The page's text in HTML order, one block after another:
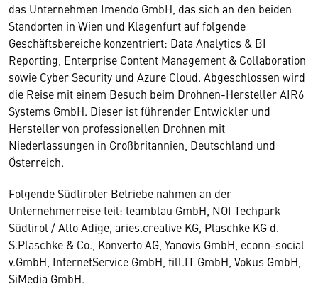
das Unternehmen Imendo GmbH, das sich an den beiden
Standorten in Wien und Klagenfurt auf folgende
Geschäftsbereiche konzentriert: Data Analytics & BI
Reporting, Enterprise Content Management & Collaboration
sowie Cyber Security und Azure Cloud. Abgeschlossen wird
die Reise mit einem Besuch beim Drohnen-Hersteller AIR6
Systems GmbH. Dieser ist führender Entwickler und
Hersteller von professionellen Drohnen mit
Niederlassungen in Großbritannien, Deutschland und
Österreich.
Folgende Südtiroler Betriebe nahmen an der
Unternehmerreise teil: teamblau GmbH, NOI Techpark
Südtirol / Alto Adige, aries.creative KG, Plaschke KG d.
S.Plaschke & Co., Konverto AG, Yanovis GmbH, econn-social
v.GmbH, InternetService GmbH, fill.IT GmbH, Vokus GmbH,
SiMedia GmbH.